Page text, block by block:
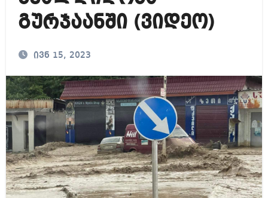
გურჯაანში (ვიდეო)
ივნ 15, 2023